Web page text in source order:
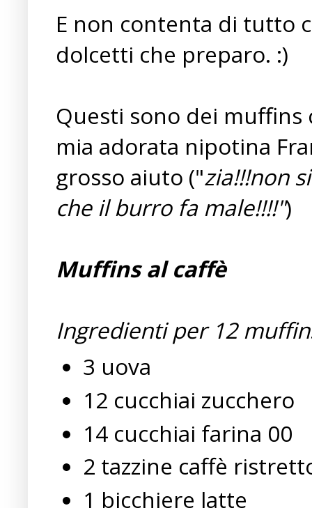
E non contenta di tutto
dolcetti che preparo. :)
Questi sono dei
mia adorata nipotina
grosso aiuto ("zia!!!non
che il burro fa male!!!!")
Muffins al caffè
Ingredienti per 12
3 uova
12 cucchiai zucchero
14 cucchiai farina 00
2 tazzine caffè
1 bicchiere latte